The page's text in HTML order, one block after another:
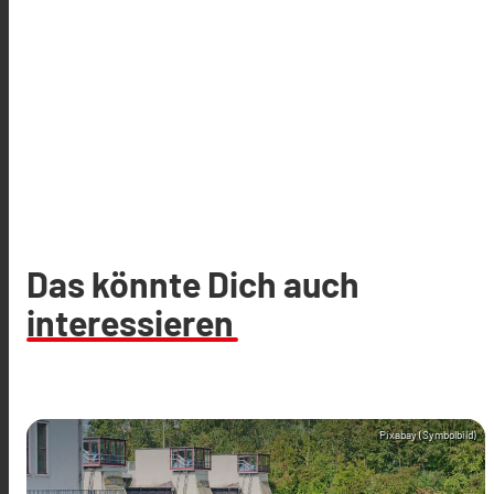
Das könnte Dich auch
interessieren
Pixabay (Symbolbild)